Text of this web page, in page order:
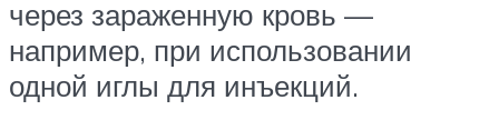
через зараженную кровь —
например, при использовании
одной иглы для инъекций.